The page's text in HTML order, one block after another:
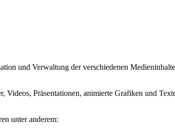
und Verwaltung der verschiedenen
Präsentationen, animierte Grafiken und
unter anderem: